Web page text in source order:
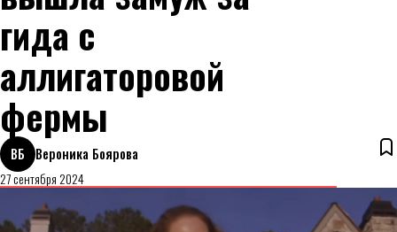
гида с
аллигаторовой
фермы
ВБ
Вероника Боярова
27 сентября 2024